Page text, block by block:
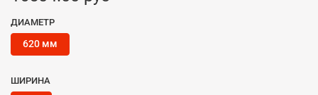
ДИАМЕТР
620 мм
ШИРИНА